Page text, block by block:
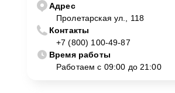
Адрес
Пролетарская ул., 118
Контакты
+7 (800) 100-49-87
Время работы
Работаем с 09:00 до 21:00